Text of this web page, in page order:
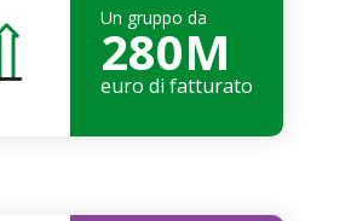
Un gruppo da
280M
euro di fatturato